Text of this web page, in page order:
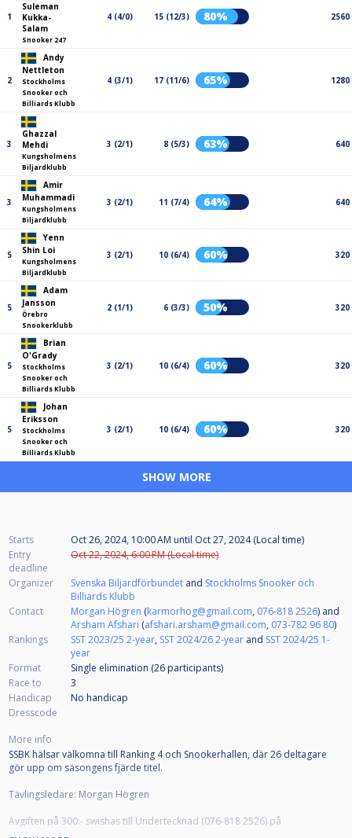
1
Suleman
Kukka-
Salam
Snooker 247
4 (4/0) 15 (12/3) 80% 2560
2
Andy
Nettleton
Stockholms
Snooker och
Billiards Klubb
4 (3/1) 17 (11/6) 65% 1280
3
Ghazzal
Mehdi
Kungsholmens
Biljardklubb
3 (2/1) 8 (5/3) 63% 640
3
Amir
Muhammadi
Kungsholmens
Biljardklubb
3 (2/1) 11 (7/4) 64% 640
5
Yenn
Shin Loi
Kungsholmens
Biljardklubb
3 (2/1) 10 (6/4) 60% 320
5
Adam
Jansson
Örebro
Snookerklubb
2 (1/1) 6 (3/3) 50% 320
5
Brian
O'Grady
Stockholms
Snooker och
Billiards Klubb
3 (2/1) 10 (6/4) 60% 320
5
Johan
Eriksson
Stockholms
Snooker och
Billiards Klubb
3 (2/1) 10 (6/4) 60% 320
SHOW MORE
Starts Oct 26, 2024, 10:00 AM until Oct 27, 2024 (Local time)
Entry
deadline
Oct 22, 2024, 6:00 PM (Local time)
Organizer Svenska Biljardförbundet and Stockholms Snooker och
Billiards Klubb
Contact
Morgan Högren (karmorhog@gmail.com, 076-818 2526) and
Arsham Afshari (afshari.arsham@gmail.com, 073-782 96 80)
Rankings
SST 2023/25 2-year, SST 2024/26 2-year and SST 2024/25 1-
year
Format
Single elimination (26 participants)
Race to
3
Handicap
No handicap
Dresscode
More info
SSBK hälsar välkomna till Ranking 4 och Snookerhallen, där 26 deltagare
gör upp om säsongens fjärde titel.
Tävlingsledare: Morgan Högren
Avgiften på 300:- swishas till Undertecknad (076-818 2526) på
tävlingsdagen INNAN din första match.